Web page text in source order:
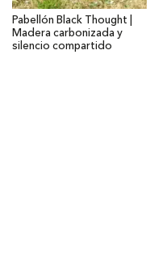
Pabellón Black Thought |
Madera carbonizada y
silencio compartido